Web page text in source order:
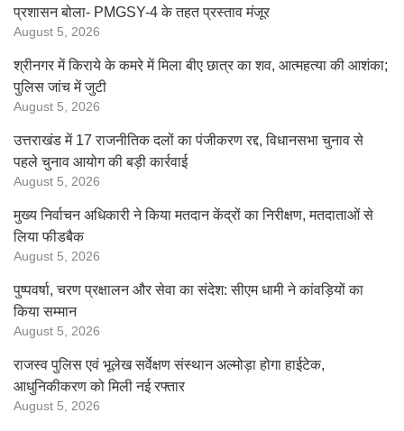
प्रशासन बोला- PMGSY-4 के तहत प्रस्ताव मंजूर
August 5, 2026
श्रीनगर में किराये के कमरे में मिला बीए छात्र का शव, आत्महत्या की आशंका;
पुलिस जांच में जुटी
August 5, 2026
उत्तराखंड में 17 राजनीतिक दलों का पंजीकरण रद्द, विधानसभा चुनाव से
पहले चुनाव आयोग की बड़ी कार्रवाई
August 5, 2026
मुख्य निर्वाचन अधिकारी ने किया मतदान केंद्रों का निरीक्षण, मतदाताओं से
लिया फीडबैक
August 5, 2026
पुष्पवर्षा, चरण प्रक्षालन और सेवा का संदेश: सीएम धामी ने कांवड़ियों का
किया सम्मान
August 5, 2026
राजस्व पुलिस एवं भूलेख सर्वेक्षण संस्थान अल्मोड़ा होगा हाईटेक,
आधुनिकीकरण को मिली नई रफ्तार
August 5, 2026